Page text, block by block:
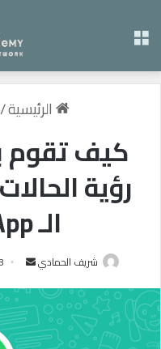
الرئيسية/
كيف تقوم
رؤية
الـ WhatsApp ?
شريف الحمادي
س
ل
ب